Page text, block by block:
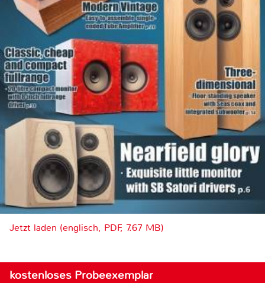
Jetzt laden (englisch, PDF, 7.67 MB)
kostenloses Probeexemplar